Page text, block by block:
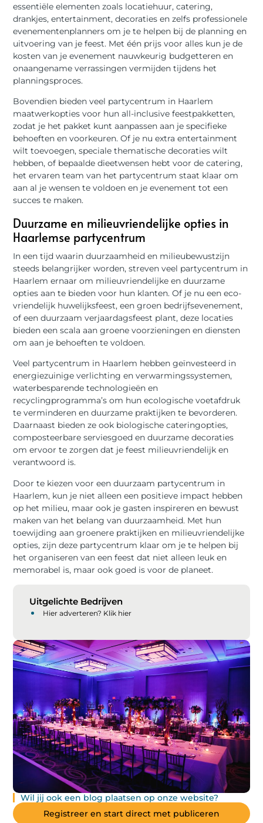
essentiële elementen zoals locatiehuur, catering,
drankjes, entertainment, decoraties en zelfs professionele
evenementenplanners om je te helpen bij de planning en
uitvoering van je feest. Met één prijs voor alles kun je de
kosten van je evenement nauwkeurig budgetteren en
onaangename verrassingen vermijden tijdens het
planningsproces.
Bovendien bieden veel partycentrum in Haarlem
maatwerkopties voor hun all-inclusive feestpakketten,
zodat je het pakket kunt aanpassen aan je specifieke
behoeften en voorkeuren. Of je nu extra entertainment
wilt toevoegen, speciale thematische decoraties wilt
hebben, of bepaalde dieetwensen hebt voor de catering,
het ervaren team van het partycentrum staat klaar om
aan al je wensen te voldoen en je evenement tot een
succes te maken.
Duurzame en milieuvriendelijke opties in
Haarlemse partycentrum
In een tijd waarin duurzaamheid en milieubewustzijn
steeds belangrijker worden, streven veel partycentrum in
Haarlem ernaar om milieuvriendelijke en duurzame
opties aan te bieden voor hun klanten. Of je nu een eco-
vriendelijk huwelijksfeest, een groen bedrijfsevenement,
of een duurzaam verjaardagsfeest plant, deze locaties
bieden een scala aan groene voorzieningen en diensten
om aan je behoeften te voldoen.
Veel partycentrum in Haarlem hebben geïnvesteerd in
energiezuinige verlichting en verwarmingssystemen,
waterbesparende technologieën en
recyclingprogramma’s om hun ecologische voetafdruk
te verminderen en duurzame praktijken te bevorderen.
Daarnaast bieden ze ook biologische cateringopties,
composteerbare serviesgoed en duurzame decoraties
om ervoor te zorgen dat je feest milieuvriendelijk en
verantwoord is.
Door te kiezen voor een duurzaam partycentrum in
Haarlem, kun je niet alleen een positieve impact hebben
op het milieu, maar ook je gasten inspireren en bewust
maken van het belang van duurzaamheid. Met hun
toewijding aan groenere praktijken en milieuvriendelijke
opties, zijn deze partycentrum klaar om je te helpen bij
het organiseren van een feest dat niet alleen leuk en
memorabel is, maar ook goed is voor de planeet.
Uitgelichte Bedrijven
Hier adverteren? Klik hier
Wil jij ook een blog plaatsen op onze website?
Registreer en start direct met publiceren